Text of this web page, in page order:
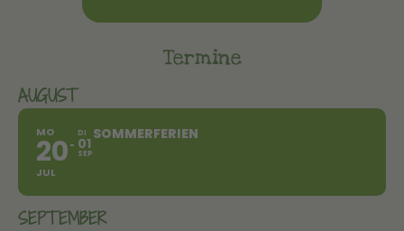
Termine
AUGUST
MO
20
JUL
DI
01
SEP
SOMMERFERIEN
SEPTEMBER